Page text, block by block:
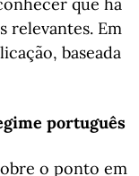
relevantes. Em
baseada
português
o ponto em